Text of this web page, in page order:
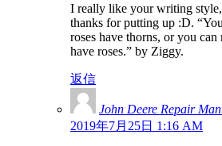
I really like your writing
thanks for putting up :D.
roses have thorns, or you can
have roses.” by Ziggy.
返信
John Deere Repair
2019年7月25日 1:16 AM